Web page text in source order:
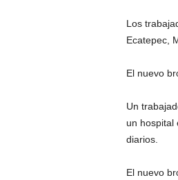
Los
Ecatepec,
El nuevo
Un
un hospital
diarios.
El nuevo